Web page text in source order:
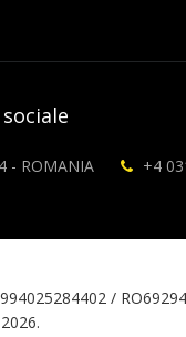
- ROMANIA +4
/